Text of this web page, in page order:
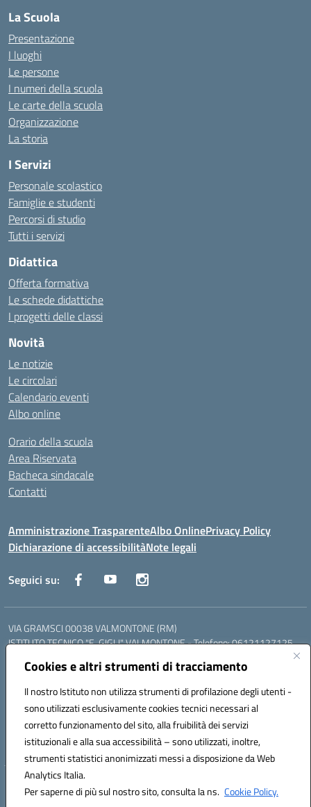
Cookies e altri strumenti di tracciamento
Il nostro Istituto non utilizza strumenti di profilazione degli utenti -
sono utilizzati esclusivamente cookies tecnici necessari al
corretto funzionamento del sito, alla fruibilità dei servizi
istituzionali e alla sua accessibilità – sono utilizzati, inoltre,
strumenti statistici anonimizzati messi a disposizione da Web
Analytics Italia.
Per saperne di più sul nostro sito, consulta la ns. Cookie Policy.
La Scuola
Presentazione
I luoghi
Le persone
I numeri della scuola
Le carte della scuola
Organizzazione
La storia
I Servizi
Personale scolastico
Famiglie e studenti
Percorsi di studio
Tutti i servizi
Didattica
Offerta formativa
Le schede didattiche
I progetti delle classi
Novità
Le notizie
Le circolari
Calendario eventi
Albo online
Orario della scuola
Area Riservata
Bacheca sindacale
Contatti
Amministrazione TrasparenteAlbo OnlinePrivacy Policy
Dichiarazione di accessibilitàNote legali
Seguici su:
VIA GRAMSCI 00038 VALMONTONE (RM)
ISTITUTO TECNICO "E. GIGLI" VALMONTONE - Telefono: 06121127125
06121126825
LICEO DELLE SCIENZE UMANE "P.L. NERVI" SEGNI - Telefono:
Mail: RMIS099002@istruzione.it - PEC: RMIS099002@pec.istruzione.it
Codice meccanografico: RMIS099002
Codice fiscale: 95036960581
Hosting & Powered by 3D Solution S.r.l.
Concept & Design by Designers Italia